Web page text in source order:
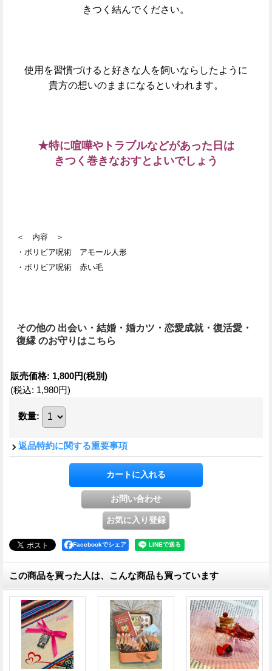
きつく結んでください。
使用を習慣づけると好きな人を飼いならしたように
貴方の想いのままになるといわれます。
★特に喧嘩やトラブルなどがあった日は
きつく巻きなおすとよいでしょう
＜ 内容 ＞
・ボリビア呪術 アモール人形
・ボリビア呪術 赤い毛
その他の 出会い・結婚・婚カツ・恋愛成就・復活愛・
復縁 のお守りはこちら
販売価格: 1,800円(税別)
(税込: 1,980円)
数量:
返品特約に関する重要事項
Facebookでシェア
この商品を買った人は、こんな商品も買っています